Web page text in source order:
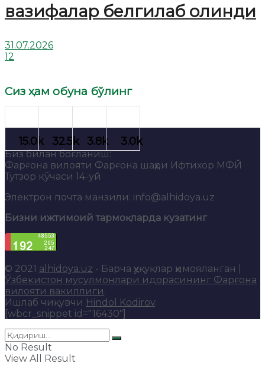
вазифалар белгилаб олинди
31.07.2026
12
Сиз ҳам обуна бўлинг
Биз билан боғланиш:
Фарғона вилояти Фарғона шаҳри Ифтихор МФЙ
Тутзор кўчаси 14-уй
Электрон почта манзили: info@alhidoya.uz
Бизни ижтимоий тармоқларда кузатинг
© 2021 alhidoya.uz - Барча ҳуқуқлар ҳимояланган |
Ўзбекистон мусулмонлари идорасининг Фарғона
вилояти вакиллиги.
Ишлаб чиқувчи Hindol Kodirov.
[wbcr_snippet id="16430"]
No Result
View All Result